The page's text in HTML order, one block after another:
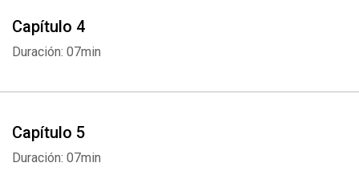
Capítulo 4
Duración: 07min
Capítulo 5
Duración: 07min